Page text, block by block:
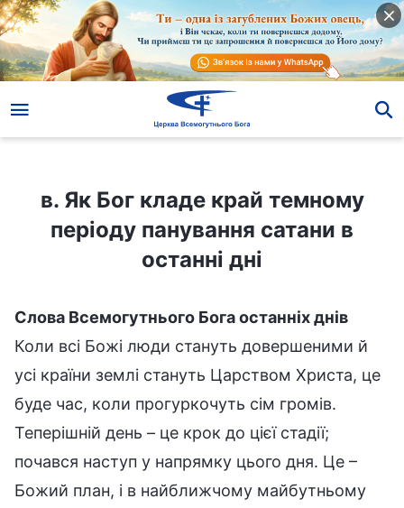
в. Як Бог кладе край темному
періоду панування сатани в
останні дні
Слова Всемогутнього Бога останніх днів
Коли всі Божі люди стануть довершеними й
усі країни землі стануть Царством Христа, це
буде час, коли прогуркочуть сім громів.
Теперішній день – це крок до цієї стадії;
почався наступ у напрямку цього дня. Це –
Божий план, і в найближчому майбутньому